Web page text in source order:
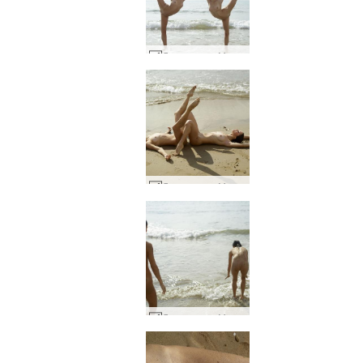
Джулиета и Магдалена се изкривяват на плажа #20
Джулиета и Магдалена се изкривяват на плажа #32